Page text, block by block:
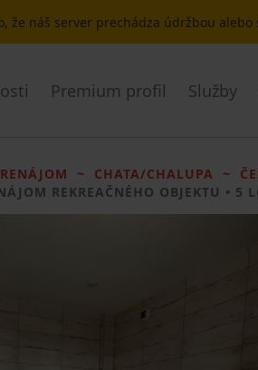
že náš server prechádza údržbou
Premium profil Služby
CHATA/CHALUPA
REKREAČNÉHO OBJEKTU • 5